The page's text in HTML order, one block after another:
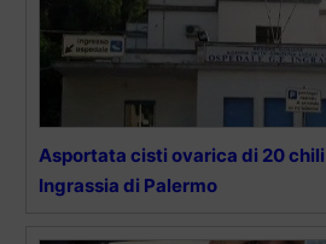
Asportata cisti ovarica di 20 chili
Ingrassia di Palermo